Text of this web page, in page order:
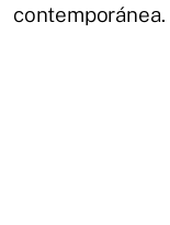
contemporánea.